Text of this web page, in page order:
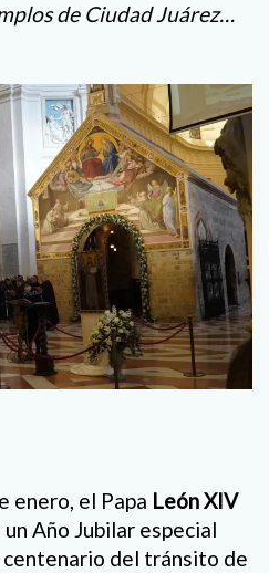
de Ciudad Juárez…
enero, el Papa León XIV
Año Jubilar especial
del tránsito de